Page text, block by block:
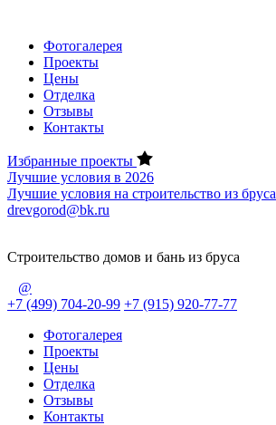
Фотогалерея
Проекты
Цены
Отделка
Отзывы
Контакты
Избранные проекты
Лучшие условия в 2026
Лучшие условия на строительство из бруса
drevgorod@bk.ru
Строительство домов и бань из бруса
@
+7 (499) 704-20-99 +7 (915) 920-77-77
Фотогалерея
Проекты
Цены
Отделка
Отзывы
Контакты